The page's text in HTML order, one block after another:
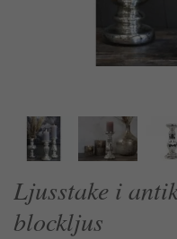
Ljusstake i
blockljus